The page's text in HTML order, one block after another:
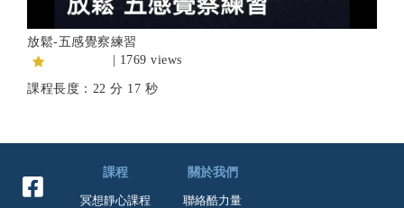
放鬆-五感覺察練習
| 1769 views
課程長度：22 分 17 秒
課程
冥想靜心課程
關於我們
聯絡酷力量